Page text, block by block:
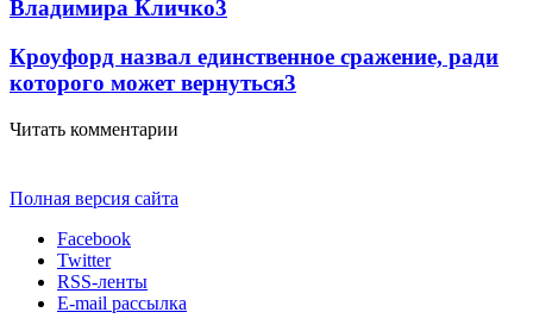
Владимира Кличко3
Кроуфорд назвал единственное сражение, ради
которого может вернуться3
Читать комментарии
Полная версия сайта
Facebook
Twitter
RSS-ленты
E-mail рассылка